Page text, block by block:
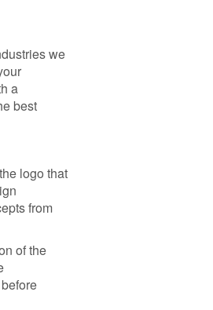
we
a
best
logo that
from
of the